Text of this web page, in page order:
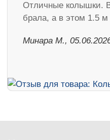
Отличные колышки.
брала, а в этом 1.5
Минара М.,